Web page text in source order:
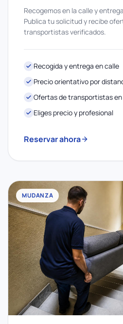
Recogemos en la calle y
Publica tu solicitud y recibe
transportistas verificados.
Recogida y entrega en calle
Precio orientativo por
Ofertas de transportistas
Eliges precio y profesional
Reservar ahora
MUDANZA